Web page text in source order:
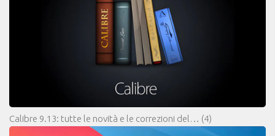
Calibre 9.13: tutte le novità e le correzioni del… (4)